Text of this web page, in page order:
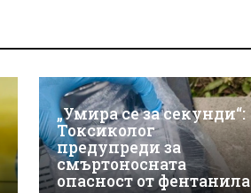
„Умира се за секунди“:
Токсиколог
предупреди за
смъртоносната
опасност от фентанила